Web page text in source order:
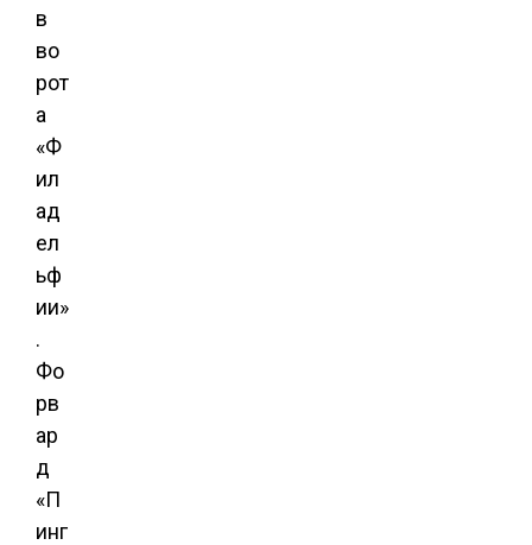
в
во
рот
а
«Ф
ил
ад
ел
ьф
ии»
.
Фо
рв
ар
д
«П
инг